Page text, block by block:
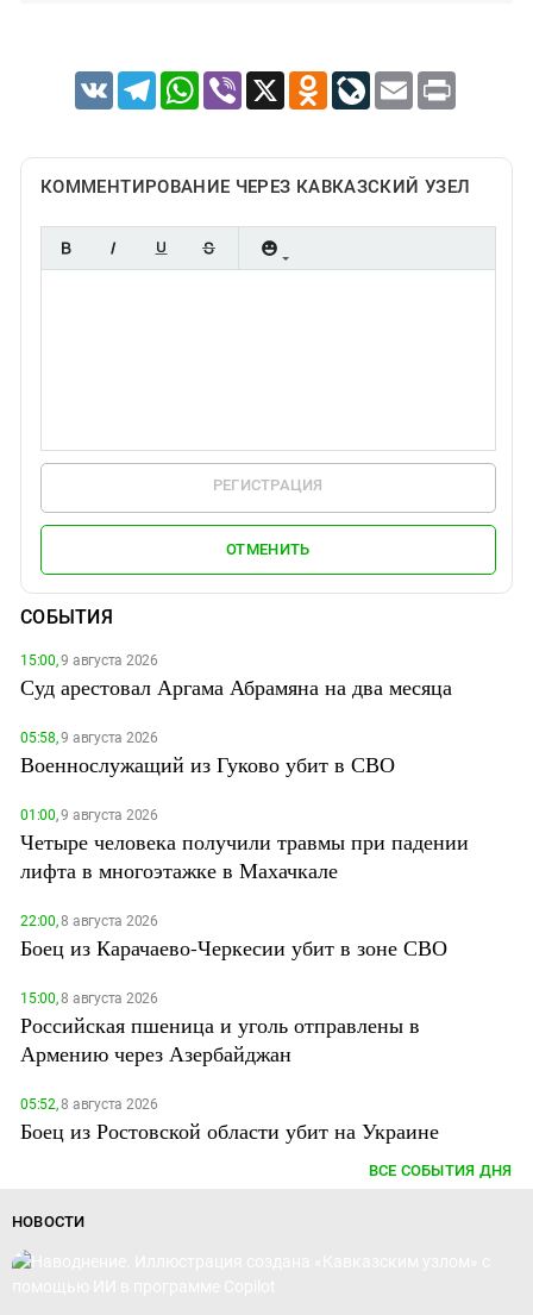
VK TelegramWhatsApp
Viber X Odnoklassniki
LiveJournal
Email Print
КОММЕНТИРОВАНИЕ ЧЕРЕЗ КАВКАЗСКИЙ УЗЕЛ
РЕГИСТРАЦИЯ
ОТМЕНИТЬ
СОБЫТИЯ
15:00,9 августа 2026
Суд арестовал Аргама Абрамяна на два месяца
05:58,9 августа 2026
Военнослужащий из Гуково убит в СВО
01:00,9 августа 2026
Четыре человека получили травмы при падении
лифта в многоэтажке в Махачкале
22:00,8 августа 2026
Боец из Карачаево-Черкесии убит в зоне СВО
15:00,8 августа 2026
Российская пшеница и уголь отправлены в
Армению через Азербайджан
05:52,8 августа 2026
Боец из Ростовской области убит на Украине
ВСЕ СОБЫТИЯ ДНЯ
НОВОСТИ